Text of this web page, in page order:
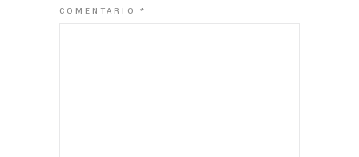
COMENTARIO*